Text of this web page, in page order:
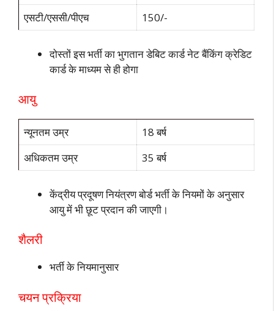
एसटी/एससी/पीएच
150/-
दोस्तों इस भर्ती का भुगतान डेबिट कार्ड नेट बैंकिंग क्रेडिट
कार्ड के माध्यम से ही होगा
आयु
न्यूनतम उम्र
18 बर्ष
अधिकतम उम्र
35 बर्ष
केंद्रीय प्रदूषण नियंत्रण बोर्ड भर्ती के नियमों के अनुसार
आयु में भी छूट प्रदान की जाएगी।
शैलरी
भर्ती के नियमानुसार
चयन प्रक्रिया